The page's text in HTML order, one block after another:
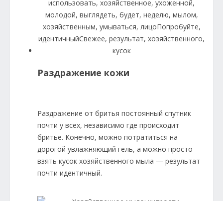
Раздражение кожи
Раздражение от бритья постоянный спутник
почти у всех, независимо где происходит
бритье. Конечно, можно потратиться на
дорогой увлажняющий гель, а можно просто
взять кусок хозяйственного мыла — результат
почти идентичный.